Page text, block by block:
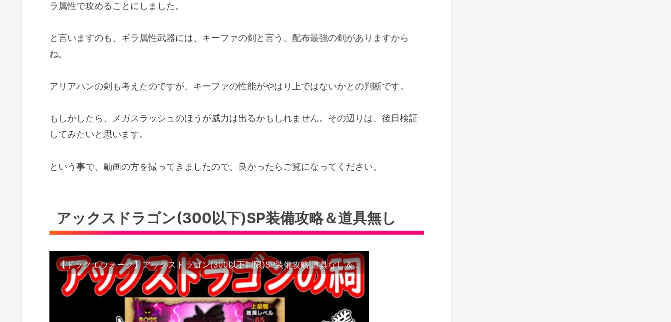
ラ属性で攻めることにしました。
と言いますのも、ギラ属性武器には、キーファの剣と言う、配布最強の剣がありますから
ね。
アリアハンの剣も考えたのですが、キーファの性能がやはり上ではないかとの判断です。
もしかしたら、メガスラッシュのほうが威力は出るかもしれません。その辺りは、後日検証
してみたいと思います。
という事で、動画の方を撮ってきましたので、良かったらご覧になってください。
アックスドラゴン(300以下)SP装備攻略＆道具無し
【ドラクエウォーク】アックスドラゴン(300以下制限)SP装備攻略[道具なし＆同じ職業なし]